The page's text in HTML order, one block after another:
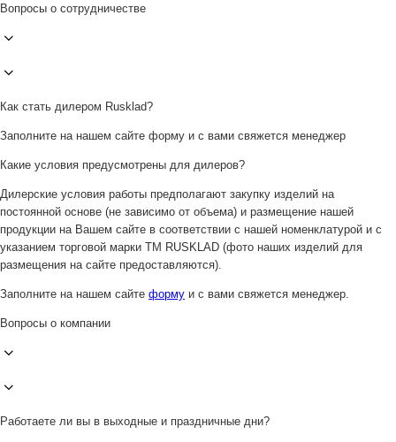
Вопросы о сотрудничестве
Как стать дилером Rusklad?
Заполните на нашем сайте форму и с вами свяжется менеджер
Какие условия предусмотрены для дилеров?
Дилерские условия работы предполагают закупку изделий на
постоянной основе (не зависимо от объема) и размещение нашей
продукции на Вашем сайте в соответствии с нашей номенклатурой и с
указанием торговой марки ТМ RUSKLAD (фото наших изделий для
размещения на сайте предоставляются).
Заполните на нашем сайте форму и с вами свяжется менеджер.
Вопросы о компании
Работаете ли вы в выходные и праздничные дни?